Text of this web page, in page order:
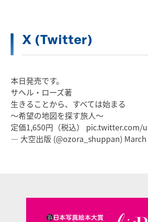
X (Twitter)
本日発売です。
サヘル・ローズ著
生きることから、すべては始まる
～希望の地図を探す旅人～
定価1,650円（税込） pic.twitter.com/
— 大空出版 (@ozora_shuppan)